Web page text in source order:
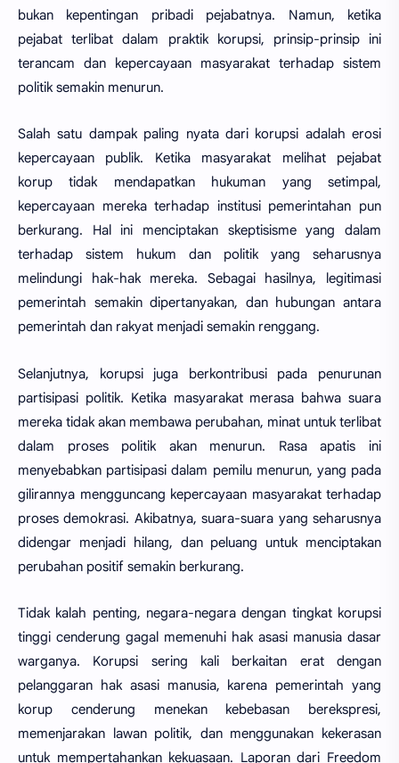
bukan kepentingan pribadi pejabatnya. Namun, ketika
pejabat terlibat dalam praktik korupsi, prinsip-prinsip ini
terancam dan kepercayaan masyarakat terhadap sistem
politik semakin menurun.
Salah satu dampak paling nyata dari korupsi adalah erosi
kepercayaan publik. Ketika masyarakat melihat pejabat
korup tidak mendapatkan hukuman yang setimpal,
kepercayaan mereka terhadap institusi pemerintahan pun
berkurang. Hal ini menciptakan skeptisisme yang dalam
terhadap sistem hukum dan politik yang seharusnya
melindungi hak-hak mereka. Sebagai hasilnya, legitimasi
pemerintah semakin dipertanyakan, dan hubungan antara
pemerintah dan rakyat menjadi semakin renggang.
Selanjutnya, korupsi juga berkontribusi pada penurunan
partisipasi politik. Ketika masyarakat merasa bahwa suara
mereka tidak akan membawa perubahan, minat untuk terlibat
dalam proses politik akan menurun. Rasa apatis ini
menyebabkan partisipasi dalam pemilu menurun, yang pada
gilirannya mengguncang kepercayaan masyarakat terhadap
proses demokrasi. Akibatnya, suara-suara yang seharusnya
didengar menjadi hilang, dan peluang untuk menciptakan
perubahan positif semakin berkurang.
Tidak kalah penting, negara-negara dengan tingkat korupsi
tinggi cenderung gagal memenuhi hak asasi manusia dasar
warganya. Korupsi sering kali berkaitan erat dengan
pelanggaran hak asasi manusia, karena pemerintah yang
korup cenderung menekan kebebasan berekspresi,
memenjarakan lawan politik, dan menggunakan kekerasan
untuk mempertahankan kekuasaan. Laporan dari Freedom